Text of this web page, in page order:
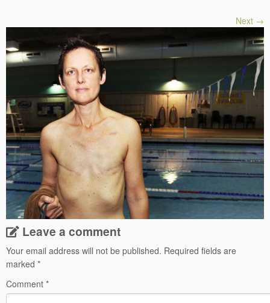
Next →
Leave a comment
Your email address will not be published. Required fields are
marked *
Comment *